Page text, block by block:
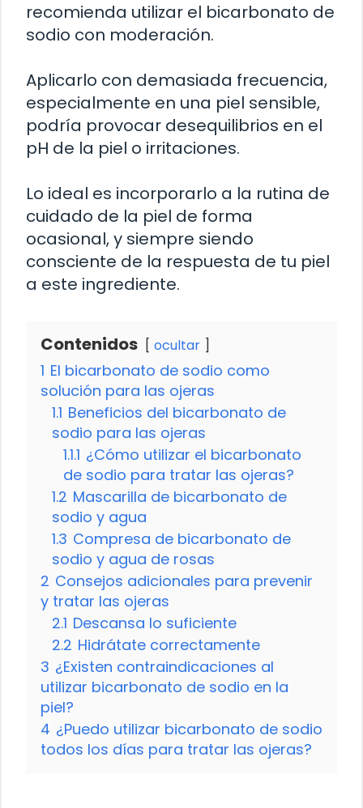
recomienda utilizar el bicarbonato de
sodio con moderación.
Aplicarlo con demasiada frecuencia,
especialmente en una piel sensible,
podría provocar desequilibrios en el
pH de la piel o irritaciones.
Lo ideal es incorporarlo a la rutina de
cuidado de la piel de forma
ocasional, y siempre siendo
consciente de la respuesta de tu piel
a este ingrediente.
Contenidos ocultar
1 El bicarbonato de sodio como
solución para las ojeras
1.1 Beneficios del bicarbonato de
sodio para las ojeras
1.1.1 ¿Cómo utilizar el bicarbonato
de sodio para tratar las ojeras?
1.2 Mascarilla de bicarbonato de
sodio y agua
1.3 Compresa de bicarbonato de
sodio y agua de rosas
2 Consejos adicionales para prevenir
y tratar las ojeras
2.1 Descansa lo suficiente
2.2 Hidrátate correctamente
3 ¿Existen contraindicaciones al
utilizar bicarbonato de sodio en la
piel?
4 ¿Puedo utilizar bicarbonato de sodio
todos los días para tratar las ojeras?